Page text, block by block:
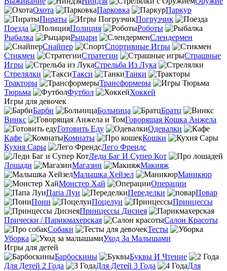
Охота
Парковка
Паркур
Пираты
Погрузчик
Поезда
Полиция
Роботы
Рыбалка
Рыцари
Слендермен
Снайпер
Спортивные Игры
Стикмен
Стратегии
Страшные
Игры
Стрельба Из Лука
Стрелялки
Такси
Танки
Тракторы
Трансформеры
Тюрьма
Футбол
Хоккей
Игры для девочек
Барби
Больница
Братц
Винкс
Говорящая Кошка Анжела
Готовить Еду
Одевалки
Кафе
Комнаты
Кошки
Кухня Сары
Лего Френдс
Леди Баг И Супер Кот
Лошади
Магазин
Макияж
Малышка Хейзел
Маникюр
Монстер Хай
Операции
Папа Луи
Переделки
Повар
Пони
Поцелуи
Принцессы
Принцессы Диснея
Прически / Парикмахерская
Салон Красоты
Собаки
Тесты
Уборка
Уход За Малышами
Игры для детей
Барбоскины
Буквы И Чтение
Для Детей 2 Года
Для Детей 3 Года
Для